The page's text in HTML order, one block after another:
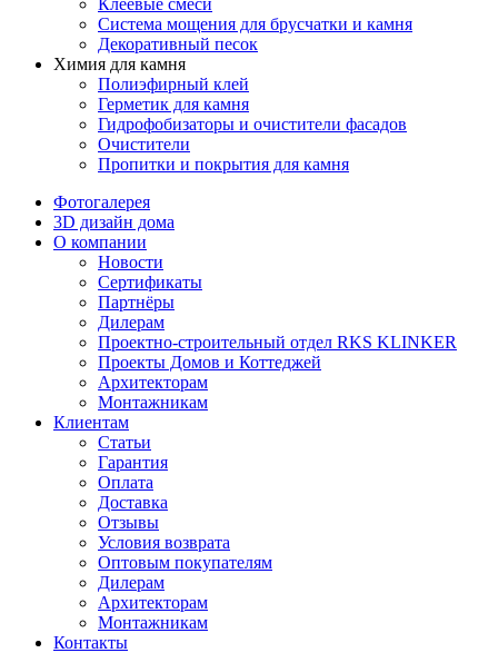
Клеевые смеси
Система мощения для брусчатки и камня
Декоративный песок
Химия для камня
Полиэфирный клей
Герметик для камня
Гидрофобизаторы и очистители фасадов
Очистители
Пропитки и покрытия для камня
Фотогалерея
3D дизайн дома
О компании
Новости
Сертификаты
Партнёры
Дилерам
Проектно-строительный отдел RKS KLINKER
Проекты Домов и Коттеджей
Архитекторам
Монтажникам
Клиентам
Статьи
Гарантия
Оплата
Доставка
Отзывы
Условия возврата
Оптовым покупателям
Дилерам
Архитекторам
Монтажникам
Контакты